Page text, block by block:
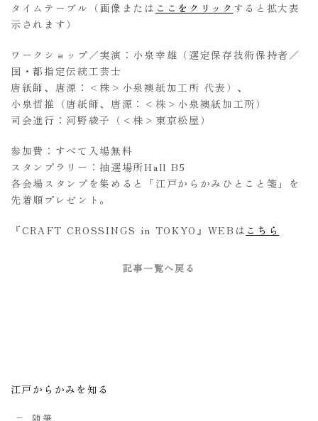
タイムテーブル（画像または ここをクリック すると拡大表
示されます）
ワークショップ／実演：小泉幸雄（選定保存技術保持者／
国・都指定伝統工芸士
唐紙師、唐源：<株>小泉襖紙加工所 代表）、
小泉哲推（唐紙師、唐源：<株>小泉襖紙加工所）
司会進行：河野綾子（<株>東京松屋）
参加費：すべて入場無料
スタンプラリー：抽選場所Hall B5
各会場スタンプを集めると「江戸からかみひとこと箋」を
先着順プレゼント。
『CRAFT CROSSINGS in TOKYO』WEBは こちら
記事一覧へ戻る
江戸からかみを知る
随筆